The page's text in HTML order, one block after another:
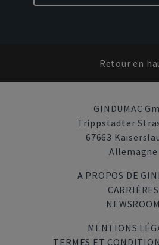
Retour en
GINDUMAC
Trippstadter
67663
Allemagne
A PROPOS DE
CARRIÈRES
NEWSROOM
MENTIONS
TERMES ET